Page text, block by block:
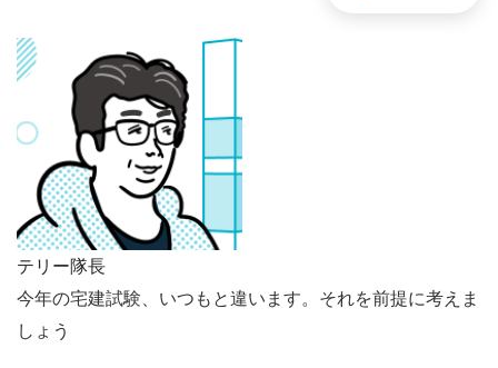
テリー隊長
今年の宅建試験、いつもと違います。それを前提に考えま
しょう